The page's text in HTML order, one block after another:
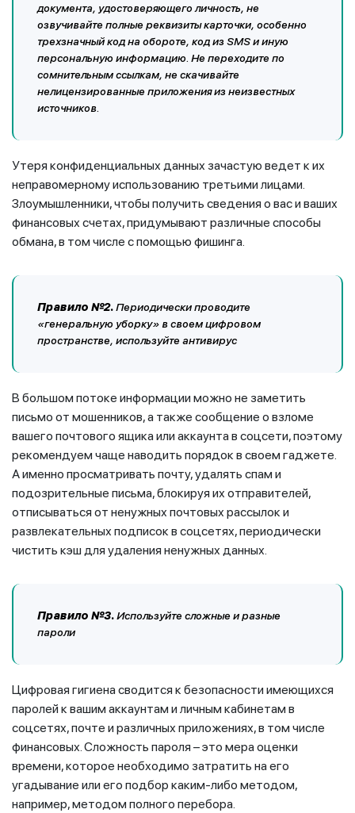
документа, удостоверяющего личность, не
озвучивайте полные реквизиты карточки, особенно
трехзначный код на обороте, код из SMSи иную
персональную информацию. Не переходите по
сомнительным ссылкам, не скачивайте
нелицензированные приложения из неизвестных
источников.
Утеря конфиденциальных данных зачастую ведет к их
неправомерному использованию третьими лицами.
Злоумышленники, чтобы получить сведения о вас и ваших
финансовых счетах, придумывают различные способы
обмана, в том числе с помощью фишинга.
Правило №2.Периодически проводите
«генеральную уборку» в своем цифровом
пространстве, используйте антивирус
В большом потоке информации можно не заметить
письмо от мошенников, а также сообщение о взломе
вашего почтового ящика или аккаунта в соцсети, поэтому
рекомендуем чаще наводить порядок в своем гаджете.
А именно просматривать почту, удалять спам и
подозрительные письма, блокируя их отправителей,
отписываться от ненужных почтовых рассылок и
развлекательных подписок в соцсетях, периодически
чистить кэш для удаления ненужных данных.
Правило №3.Используйте сложные и разные
пароли
Цифровая гигиена сводится к безопасности имеющихся
паролей к вашим аккаунтам и личным кабинетам в
соцсетях, почте и различных приложениях, в том числе
финансовых. Сложность пароля – это мера оценки
времени, которое необходимо затратить на его
угадывание или его подбор каким-либо методом,
например, методом полного перебора.